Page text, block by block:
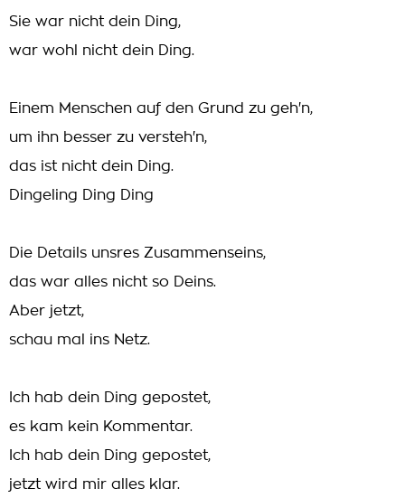
Sie war nicht dein Ding,
war wohl nicht dein Ding.
Einem Menschen auf den Grund zu geh'n,
um ihn besser zu versteh'n,
das ist nicht dein Ding.
Dingeling Ding Ding
Die Details unsres Zusammenseins,
das war alles nicht so Deins.
Aber jetzt,
schau mal ins Netz.
Ich hab dein Ding gepostet,
es kam kein Kommentar.
Ich hab dein Ding gepostet,
jetzt wird mir alles klar.